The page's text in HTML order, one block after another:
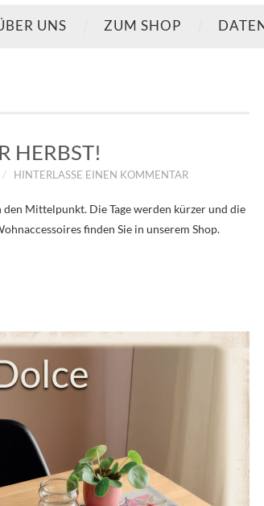
UNS ZUM SHOP
HERBST!
HINTERLASSE EINEN KOMMENTAR
Mittelpunkt. Die Tage werden kürzer und die
finden Sie in unserem Shop.